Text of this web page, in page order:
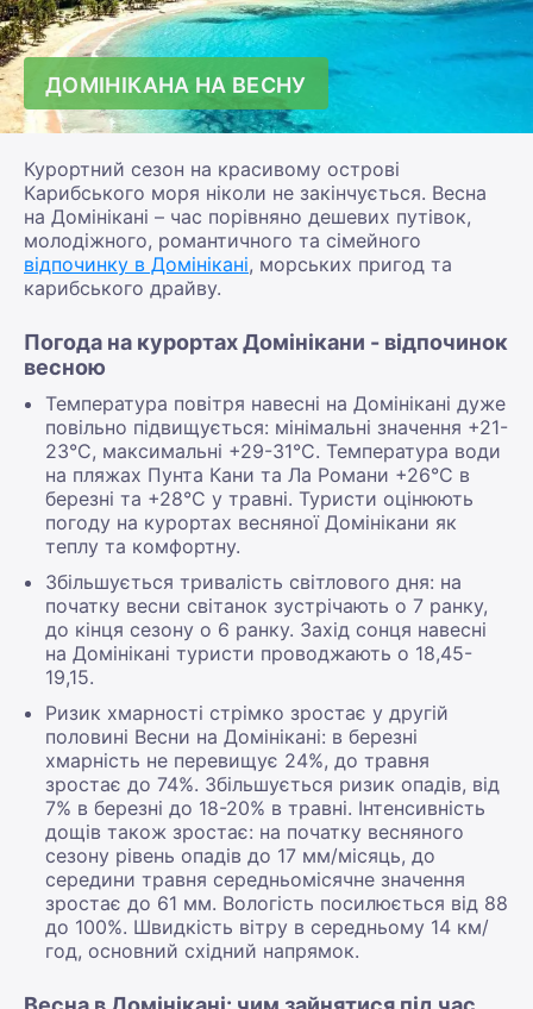
ДОМІНІКАНА НА ВЕСНУ
Курортний сезон на красивому острові
Карибського моря ніколи не закінчується. Весна
на Домінікані – час порівняно дешевих путівок,
молодіжного, романтичного та сімейного
відпочинку в Домінікані, морських пригод та
карибського драйву.
Погода на курортах Домінікани - відпочинок
весною
Температура повітря навесні на Домінікані дуже
повільно підвищується: мінімальні значення +21-
23°С, максимальні +29-31°С. Температура води
на пляжах Пунта Кани та Ла Романи +26°С в
березні та +28°С у травні. Туристи оцінюють
погоду на курортах весняної Домінікани як
теплу та комфортну.
Збільшується тривалість світлового дня: на
початку весни світанок зустрічають о 7 ранку,
до кінця сезону о 6 ранку. Захід сонця навесні
на Домінікані туристи проводжають о 18,45-
19,15.
Ризик хмарності стрімко зростає у другій
половині Весни на Домінікані: в березні
хмарність не перевищує 24%, до травня
зростає до 74%. Збільшується ризик опадів, від
7% в березні до 18-20% в травні. Інтенсивність
дощів також зростає: на початку весняного
сезону рівень опадів до 17 мм/місяць, до
середини травня середньомісячне значення
зростає до 61 мм. Вологість посилюється від 88
до 100%. Швидкість вітру в середньому 14 км/
год, основний східний напрямок.